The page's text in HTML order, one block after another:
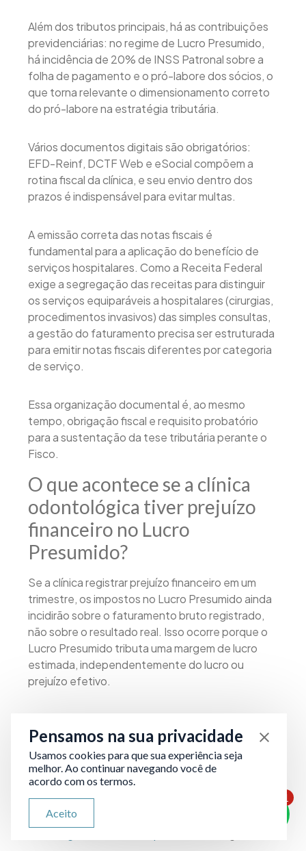
Além dos tributos principais, há as contribuições
previdenciárias: no regime de Lucro Presumido,
há incidência de 20% de INSS Patronal sobre a
folha de pagamento e o pró-labore dos sócios, o
que torna relevante o dimensionamento correto
do pró-labore na estratégia tributária.
Vários documentos digitais são obrigatórios:
EFD-Reinf, DCTF Web e eSocial compõem a
rotina fiscal da clínica, e seu envio dentro dos
prazos é indispensável para evitar multas.
A emissão correta das notas fiscais é
fundamental para a aplicação do benefício de
serviços hospitalares. Como a Receita Federal
exige a segregação das receitas para distinguir
os serviços equiparáveis a hospitalares (cirurgias,
procedimentos invasivos) das simples consultas,
a gestão do faturamento precisa ser estruturada
para emitir notas fiscais diferentes por categoria
de serviço.
Essa organização documental é, ao mesmo
tempo, obrigação fiscal e requisito probatório
para a sustentação da tese tributária perante o
Fisco.
O que acontece se a clínica
odontológica tiver prejuízo
financeiro no Lucro
Presumido?
Se a clínica registrar prejuízo financeiro em um
trimestre, os impostos no Lucro Presumido ainda
incidirão sobre o faturamento bruto registrado,
não sobre o resultado real. Isso ocorre porque o
Lucro Presumido tributa uma margem de lucro
estimada, independentemente do lucro ou
prejuízo efetivo.
operacional negativo, o regime pode ser
desvantajoso em relação ao Lucro Real, que
tributaria sobre o lucro líquido efetivo. Multas
expressivas podem ser aplicadas em caso de
omissão ou atraso no envio de documentos
fiscais e contábeis, o que reforça a importância
1
Pensamos na sua privacidade
Usamos cookies para que sua experiência seja
melhor. Ao continuar navegando você de
acordo com os termos.
Aceito